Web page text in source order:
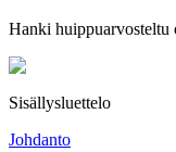
Hanki huippuarvosteltu
Sisällysluettelo
Johdanto